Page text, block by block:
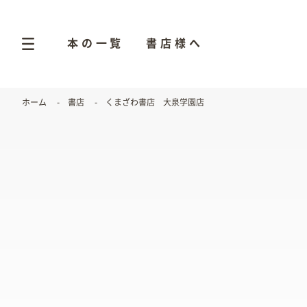
本の一覧 書店様へ
ホーム 書店 くまざわ書店 大泉学園店